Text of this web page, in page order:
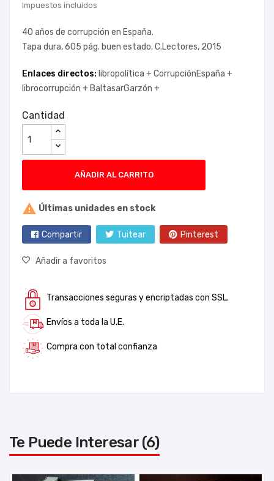
Impuestos incluidos
40 años de corrupción en España.
Tapa dura, 605 pág. buen estado. C.Lectores, 2015
Enlaces directos: libropolítica +CorrupciónEspaña +
librocorrupción + BaltasarGarzón +
Cantidad
AÑADIR AL CARRITO
 Últimas unidades en stock
Compartir Tuitear Pinterest
Añadir a favoritos
Transacciones seguras y encriptadas con SSL.
Envíos a toda la U.E.
Compra con total confianza
Te Puede Interesar (6)